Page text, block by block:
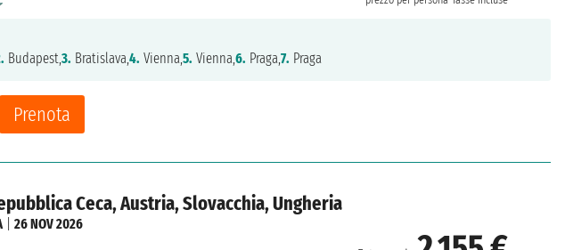
Prenota
Budapest,3. Bratislava,4. Vienna,5. Vienna,6. Praga,7. Praga
Ceca, Austria, Slovacchia, Ungheria
|26 NOV 2026